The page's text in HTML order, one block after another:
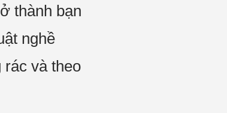
thành bạn
nghề
rác và theo